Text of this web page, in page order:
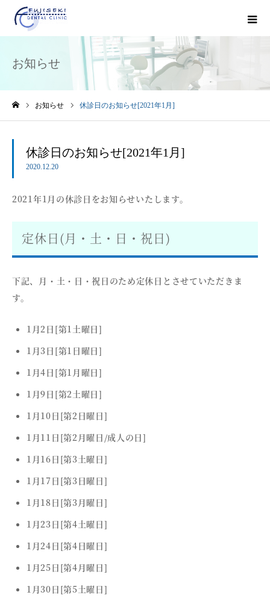
お知らせ
お知らせ 休診日のお知らせ[2021年1月]
休診日のお知らせ[2021年1月]
2020.12.20
2021年1月の休診日をお知らせいたします。
定休日(月・土・日・祝日)
下記、月・土・日・祝日のため定休日とさせていただきま
す。
1月2日[第1土曜日]
1月3日[第1日曜日]
1月4日[第1月曜日]
1月9日[第2土曜日]
1月10日[第2日曜日]
1月11日[第2月曜日/成人の日]
1月16日[第3土曜日]
1月17日[第3日曜日]
1月18日[第3月曜日]
1月23日[第4土曜日]
1月24日[第4日曜日]
1月25日[第4月曜日]
1月30日[第5土曜日]